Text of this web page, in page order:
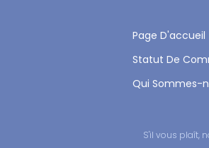
Page D'accueil
Statut De
Qui Sommes-
S'il vous plaît,